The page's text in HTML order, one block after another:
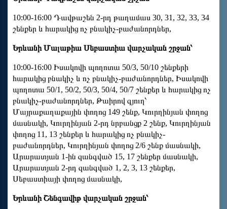
10:00-16:00 Դավթաշեն 2-րդ թաղամաս 30, 31, 32, 33, 34
շենքեր և հարակից ոչ բնակիչ-բաժանորդներ,
Երևանի Մալաթիա Սեբաստիա վարչական շրջան՝
10:00-16:00 Իսակովի պողոտա 50/3, 50/10 շենքերի
հարակից բնակիչ և ոչ բնակիչ-բաժանորդներ, Իսակովի
պողոտա 50/1, 50/2, 50/3, 50/4, 50/7 շենքեր և հարակից ոչ
բնակիչ-բաժանորդներ, Թաիրով գյուղ՝
Մայրաքաղաքային փողոց 149 շենք, Կուրղինյան փողոց
մասնակի, Կուրղինյան 2-րդ նրբանցք 2 շենք, Կուրղինյան
փողոց 11, 13 շենքեր և հարակից ոչ բնակիչ-
բաժանորդներ, Կուրղինյան փողոց 2/6 շենք մասնակի,
Արարատյան 1-ին զանգված 15, 17 շենքեր մասնակի,
Արարատյան 2-րդ զանգված 1, 2, 3, 13 շենքեր,
Սեբաստիայի փողոց մասնակի,
Երևանի Շենգավիթ վարչական շրջան՝